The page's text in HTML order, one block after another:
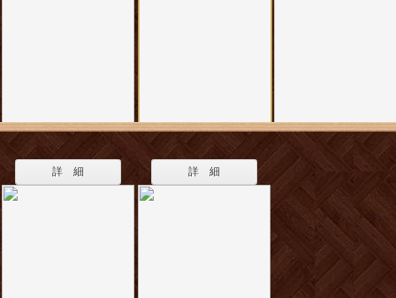
詳 細 詳 細